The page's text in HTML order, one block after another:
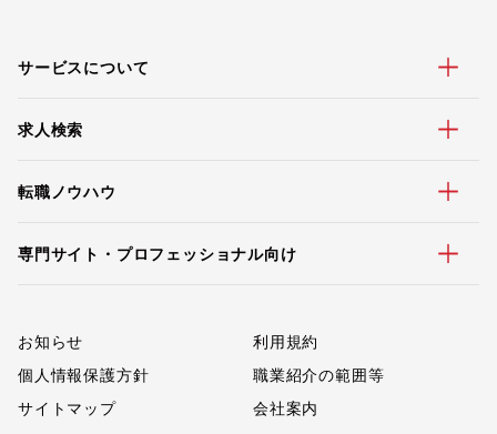
サービスについて
求人検索
転職ノウハウ
専門サイト・プロフェッショナル向け
お知らせ
利用規約
個人情報保護方針
職業紹介の範囲等
サイトマップ
会社案内